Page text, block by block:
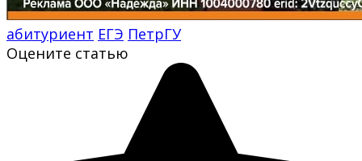
абитуриент ЕГЭ ПетрГУ
Оцените статью